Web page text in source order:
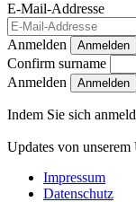
E-Mail-Addresse
Anmelden Anmelden
Confirm surname
Anmelden
Indem Sie sich
Updates von unserem
Impressum
Datenschutz